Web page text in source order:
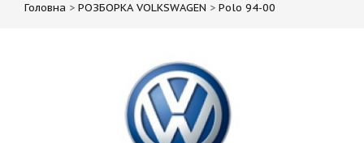
Головна > РОЗБОРКА VOLKSWAGEN > Polo 94-00